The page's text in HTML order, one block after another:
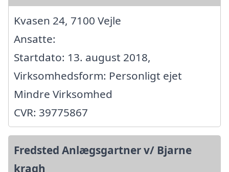
Kvasen 24, 7100 Vejle
Ansatte:
Startdato: 13. august 2018,
Virksomhedsform: Personligt ejet
Mindre Virksomhed
CVR: 39775867
Fredsted Anlægsgartner v/ Bjarne
kragh